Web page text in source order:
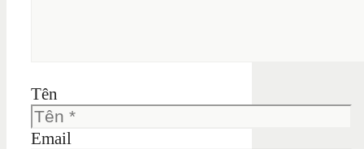
Tên
Email